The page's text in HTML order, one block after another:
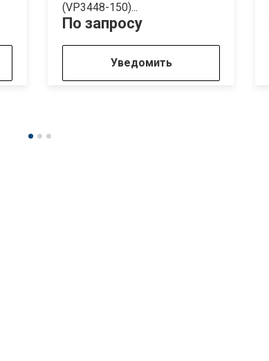
(VP3448-150)...
По запросу
Уведомить